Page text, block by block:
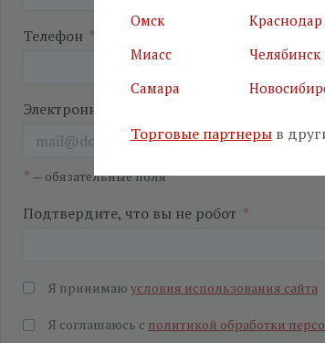
Телефон *
Электронная почта
* — обязательные поля
Подтвердите, что вы не робот *
Я принимаю условия использования сайта
Я соглашаюсь с политикой обработки
Омск
Краснодар
Миасс
Челябинск
Самара
Торговые партнерыв